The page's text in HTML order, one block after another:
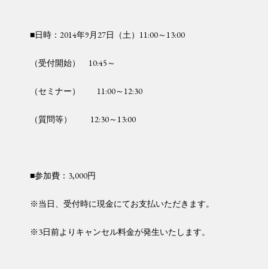
■日時：2014年9月27日（土）11:00～13:00
（受付開始） 10:45～
（セミナー） 11:00～12:30
（質問等） 12:30～13:00
■参加費：3,000円
※当日、受付時に現金にてお支払いただきます。
※3日前よりキャンセル料金が発生いたします。